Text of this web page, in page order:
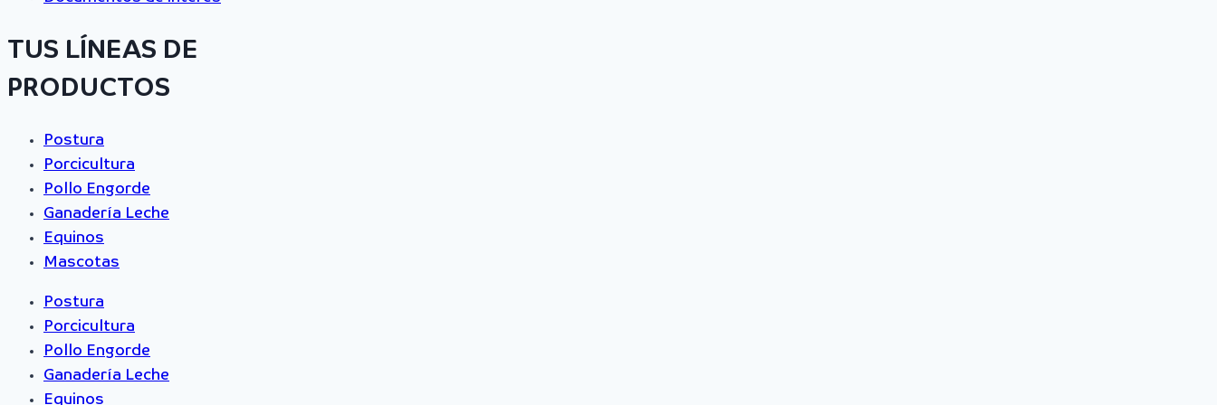
TUS LÍNEAS DE
PRODUCTOS
Postura
Porcicultura
Pollo Engorde
Ganadería Leche
Equinos
Mascotas
Postura
Porcicultura
Pollo Engorde
Ganadería Leche
Equinos